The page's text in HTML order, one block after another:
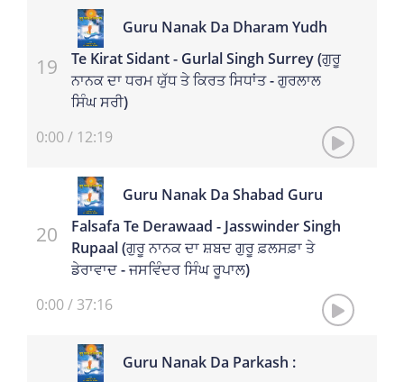
Guru Nanak Da Dharam Yudh
Te Kirat Sidant - Gurlal Singh Surrey (ਗੁਰੂ
ਨਾਨਕ ਦਾ ਧਰਮ ਯੁੱਧ ਤੇ ਕਿਰਤ ਸਿਧਾਂਤ - ਗੁਰਲਾਲ
ਸਿੰਘ ਸਰੀ)
0:00/ 12:19
Guru Nanak Da Shabad Guru
Falsafa Te Derawaad - Jasswinder Singh
Rupaal (ਗੁਰੂ ਨਾਨਕ ਦਾ ਸ਼ਬਦ ਗੁਰੂ ਫ਼ਲਸਫ਼ਾ ਤੇ
ਡੇਰਾਵਾਦ - ਜਸਵਿੰਦਰ ਸਿੰਘ ਰੂਪਾਲ)
0:00/ 37:16
Guru Nanak Da Parkash :